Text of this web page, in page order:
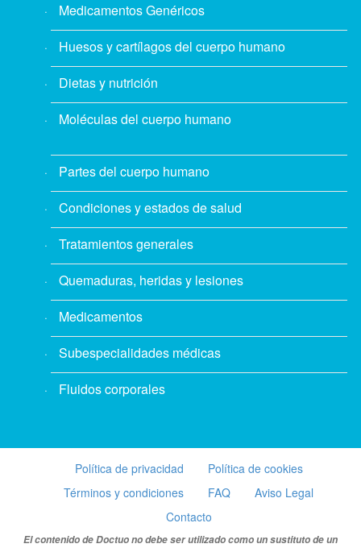
Medicamentos Genéricos
Huesos y cartílagos del cuerpo humano
Dietas y nutrición
Moléculas del cuerpo humano
Partes del cuerpo humano
Condiciones y estados de salud
Tratamientos generales
Quemaduras, heridas y lesiones
Medicamentos
Subespecialidades médicas
Fluidos corporales
Política de privacidad
Política de cookies
Términos y condiciones
FAQ
Aviso Legal
Contacto
El contenido de Doctuo no debe ser utilizado como un sustituto de un